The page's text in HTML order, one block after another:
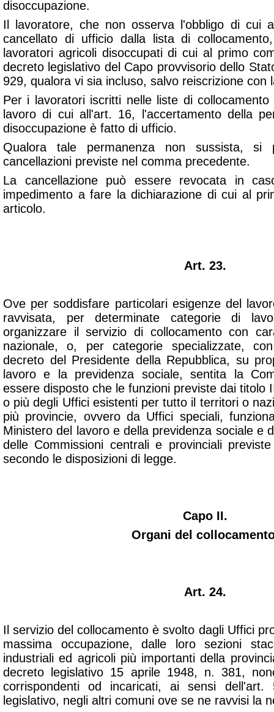
disoccupazione.
Il lavoratore, che non osserva l'obbligo di cui
cancellato di ufficio dalla lista di
lavoratori agricoli disoccupati di cui al primo
decreto legislativo del Capo provvisorio dello
929, qualora vi sia incluso, salvo reiscrizione con
Per i lavoratori iscritti nelle liste di
lavoro di cui all'art. 16, l'accertamento della
disoccupazione è fatto di ufficio.
Qualora tale permanenza non sussista, si
cancellazioni previste nel comma precedente.
La cancellazione può essere revocata in
impedimento a fare la dichiarazione di cui al
articolo.
Art. 23.
Ove per soddisfare particolari esigenze del
ravvisata, per determinate categorie di
organizzare il servizio di collocamento con
nazionale, o, per categorie specializzate,
decreto del Presidente della Repubblica, su
lavoro e la previdenza sociale, sentita la
essere disposto che le funzioni previste dai titolo
o più degli Uffici esistenti per tutto il territori o
più provincie, ovvero da Uffici speciali,
Ministero del lavoro e della previdenza sociale e
delle Commissioni centrali e provinciali
secondo le disposizioni di legge.
Capo II.
Organi del
Art. 24.
Il servizio del collocamento è svolto dagli Uffici
massima occupazione, dalle loro sezioni
industriali ed agricoli più importanti della
decreto legislativo 15 aprile 1948, n. 381,
corrispondenti od incaricati, ai sensi
legislativo, negli altri comuni ove se ne ravvisi la